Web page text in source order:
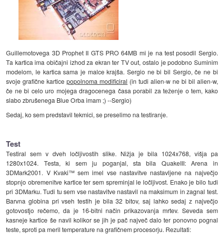
Guillemotovega 3D Prophet II GTS PRO 64MB mi je na test posodil Sergio.
Ta kartica ima običajni izhod za ekran ter TV out, ostalo je podobno Suminim
modelom, le kartica sama je malce krajša. Sergio ne bi bil Sergio, če ne bi
svoje grafične karticepopolnoma modificiral (in tudi alien-w ne bi bil alien-w,
če ne bi celo uro mojega dragocenega časa porabil za teženje o tem, kako
slabo zbrušenega Blue Orba imam ;) --Sergio)
Sedaj, ko sem predstavil tekmici, se preselimo na testiranje.
Test
Testiral sem v dveh ločljivostih slike. Nižja je bila 1024x768, višja pa
1280x1024. Testa, ki sem ju poganjal, sta bila QuakeIII: Arena in
3DMark2001. V Kvaki™ sem imel vse nastavitve nastavljene na največjo
stopnjo obremenitve kartice ter sem spreminjal le ločljivost. Enako je bilo tudi
pri 3DMarku. Tudi tu sem vse nastavitve nastavil na maksimum in zagnal test.
Barvna globina pri vseh testih je bila 32 bitov, saj lahko sedaj z največjo
gotovostjo rečemo, da je 16-bitni način prikazovanja mrtev. Seveda sem
kasneje kartice še navil kolikor se jih je pač največ dalo ter ponovno pognal
teste, sproti pa meril temperature na grafičnem procesorju. Rezultati: